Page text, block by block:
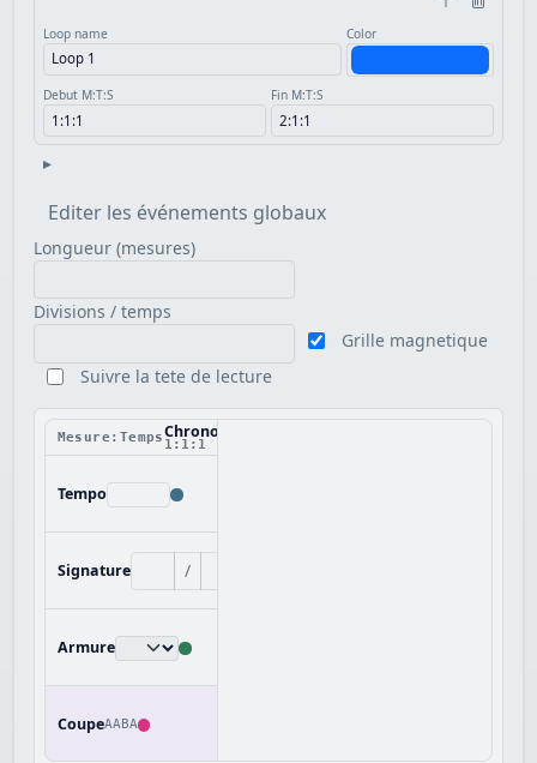
Loop name Color
Debut M:T:S Fin M:T:S
▸
Editer les événements globaux
Longueur (mesures)
Divisions / temps
Grille magnetique
Suivre la tete de lecture
Mesure:TempsChronologie
1:1:1
Tempo
Signature /
Armure
CoupeAABA